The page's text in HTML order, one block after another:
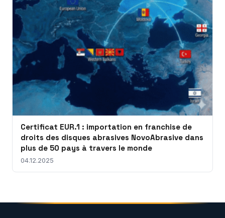
Certificat EUR.1 : importation en franchise de
droits des disques abrasives NovoAbrasive dans
plus de 50 pays à travers le monde
04.12.2025